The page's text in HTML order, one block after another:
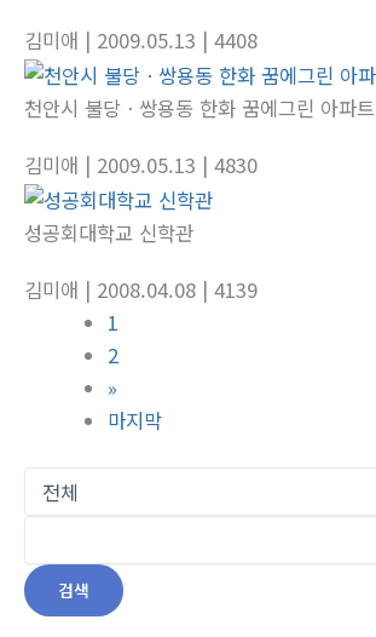
김미애 | 2009.05.13 | 4408
천안시 불당ㆍ쌍용동 한화 꿈에그린 아파트
김미애 | 2009.05.13 | 4830
성공회대학교 신학관
김미애 | 2008.04.08 | 4139
1
2
»
마지막
검색